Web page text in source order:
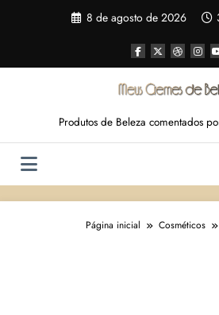
8 de agosto de 2026
Produtos de Beleza comentados
Página inicial Cosméticos